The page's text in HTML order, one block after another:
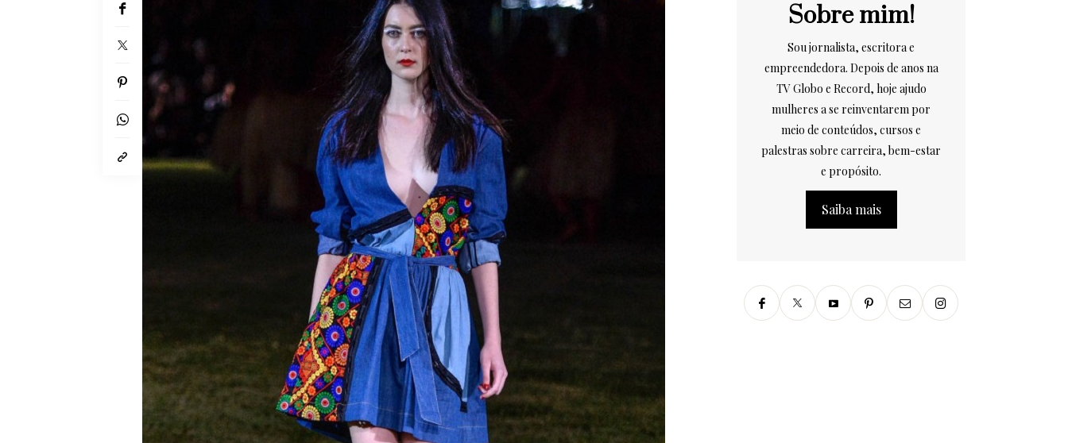
Sobre mim!
Sou jornalista, escritora e
empreendedora. Depois de anos na
TV Globo e Record, hoje ajudo
mulheres a se reinventarem por
meio de conteúdos, cursos e
palestras sobre carreira, bem-estar
e propósito.
Saiba mais